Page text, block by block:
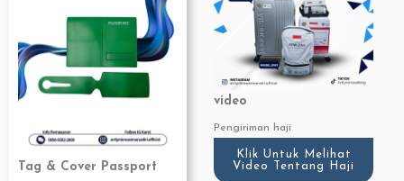
Tag & Cover Passport
video
Pengiriman haji
Klik Untuk Melihat
Video Tentang Haji